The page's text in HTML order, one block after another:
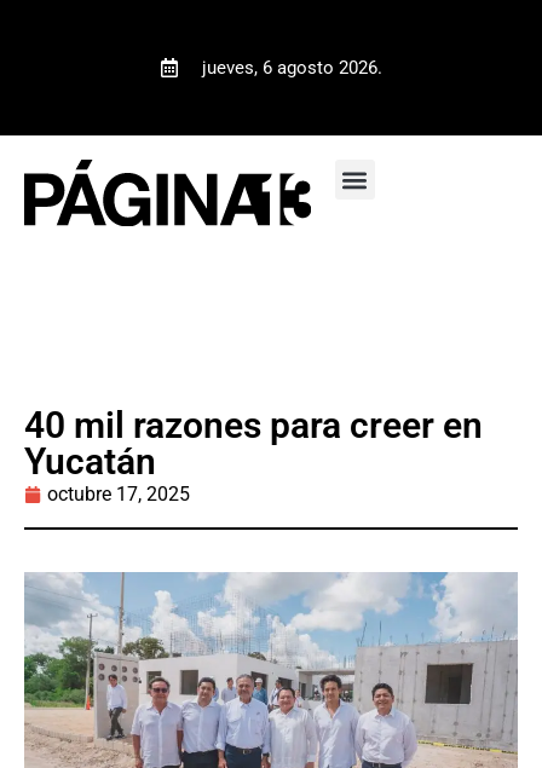
jueves, 6 agosto 2026.
40 mil razones para creer en
Yucatán
octubre 17, 2025